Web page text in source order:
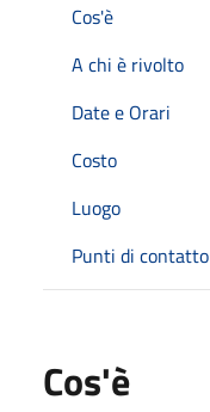
Cos'è
A chi è rivolto
Date e Orari
Costo
Luogo
Punti di contatto
Cos'è